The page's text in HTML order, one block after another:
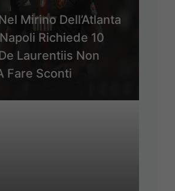
Mirino Dell’Atlanta
Richiede 10
Laurentiis Non
Fare Sconti